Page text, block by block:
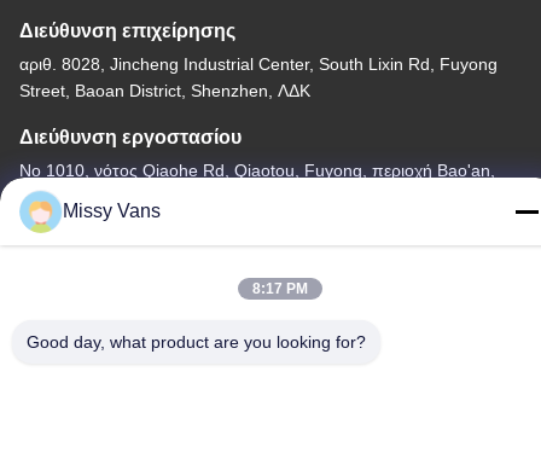
Διεύθυνση επιχείρησης
αριθ. 8028, Jincheng Industrial Center, South Lixin Rd, Fuyong
Street, Baoan District, Shenzhen, ΛΔΚ
Διεύθυνση εργοστασίου
Νο 1010, νότος Qiaohe Rd, Qiaotou, Fuyong, περιοχή Bao'an,
Shenzhen, PRC
Τηλεφώνημα
Missy Vans
8:17 PM
Good day, what product are you looking for?